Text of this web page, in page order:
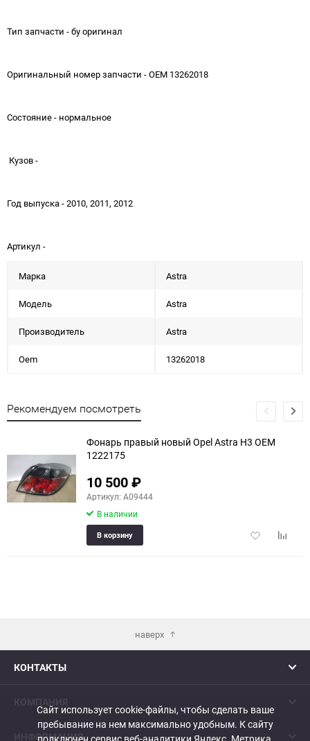
Тип запчасти - бу оригинал
Оригинальный номер запчасти - OEM 13262018
Состояние - нормальное
Кузов -
Год выпуска - 2010, 2011, 2012
Артикул -
Марка Astra
Модель Astra
Производитель Astra
Oem 13262018
Рекомендуем посмотреть
Фонарь правый новый Opel Astra H3 OEM
1222175
10 500₽
Артикул: A09444
В наличии
Добавить
В корзину
наверх
КОНТАКТЫ
ИНФОРМАЦИЯ
Сайт использует cookie-файлы, чтобы сделать ваше
пребывание на нем максимально удобным. К cайту